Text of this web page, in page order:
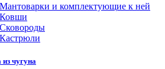
Мантоварки и комплектующие к ней
Ковши
Сковороды
Кастрюли
чугуна